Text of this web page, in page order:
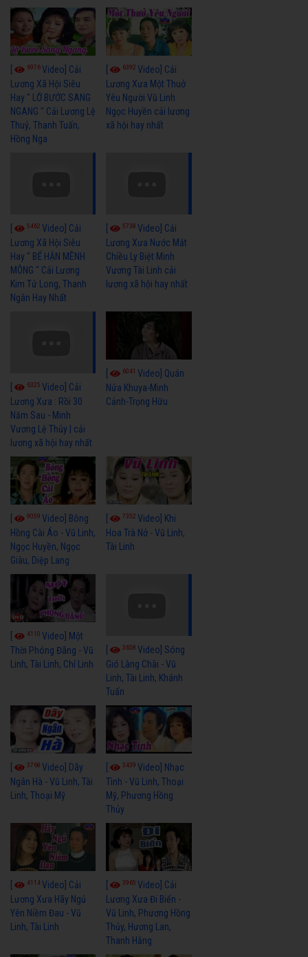
6976Video] Cải
Lương Xã Hội Siêu
Hay " LỠ BƯỚC SANG
NGANG " Cải Lương Lệ
Thuỷ, Thanh Tuấn,
Hồng Nga
6392Video] Cải
Lương Xưa Một Thuở
Yêu Người Vũ Linh
Ngọc Huyền cải lương
xã hội hay nhất
5462 Video] Cải
Lương Xã Hội Siêu
Hay " BỂ HẬN MÊNH
MÔNG " Cải Lương
Kim Tử Long, Thanh
Ngân Hay Nhất
5738Video] Cải
Lương Xưa Nước Mắt
Chiều Ly Biệt Minh
Vương Tài Linh cải
lương xã hội hay nhất
6325 Video] Cải
Lương Xưa : Rồi 30
Năm Sau - Minh
Vương Lệ Thủy | cải
lương xã hội hay nhất
6041Video] Quán
Nửa Khuya-Minh
Cảnh-Trọng Hữu
9059 Video] Bông
Hồng Cài Áo - Vũ Linh,
Ngọc Huyền, Ngọc
Giàu, Diệp Lang
7352Video] Khi
Hoa Trà Nở - Vũ Linh,
Tài Linh
4110 Video] Một
Thời Phóng Đãng - Vũ
Linh, Tài Linh, Chí Linh
3658Video] Sóng
Gió Làng Chài - Vũ
Linh, Tài Linh, Khánh
Tuấn
3768 Video] Dãy
Ngân Hà - Vũ Linh, Tài
Linh, Thoại Mỹ
3439Video] Nhạc
Tình - Vũ Linh, Thoại
Mỹ, Phương Hồng
Thủy
4114Video] Cải
Lương Xưa Hãy Ngủ
Yên Niềm Đau - Vũ
Linh, Tài Linh
3965Video] Cải
Lương Xưa Đi Biển -
Vũ Linh, Phương Hồng
Thủy, Hương Lan,
Thanh Hằng